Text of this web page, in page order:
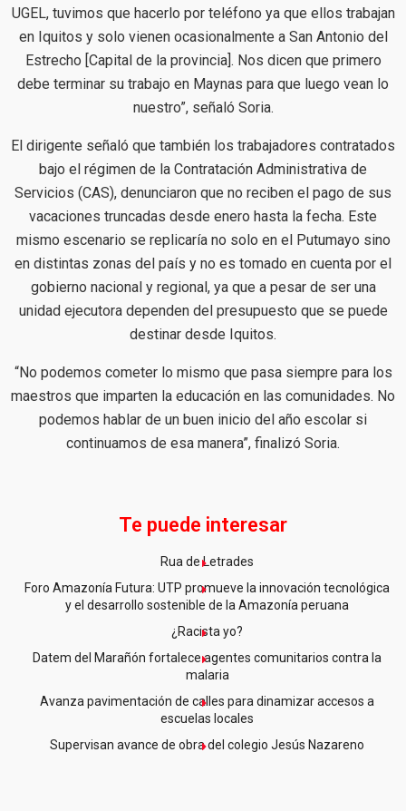
UGEL, tuvimos que hacerlo por teléfono ya que ellos trabajan
en Iquitos y solo vienen ocasionalmente a San Antonio del
Estrecho [Capital de la provincia]. Nos dicen que primero
debe terminar su trabajo en Maynas para que luego vean lo
nuestro”, señaló Soria.
El dirigente señaló que también los trabajadores contratados
bajo el régimen de la Contratación Administrativa de
Servicios (CAS), denunciaron que no reciben el pago de sus
vacaciones truncadas desde enero hasta la fecha. Este
mismo escenario se replicaría no solo en el Putumayo sino
en distintas zonas del país y no es tomado en cuenta por el
gobierno nacional y regional, ya que a pesar de ser una
unidad ejecutora dependen del presupuesto que se puede
destinar desde Iquitos.
“No podemos cometer lo mismo que pasa siempre para los
maestros que imparten la educación en las comunidades. No
podemos hablar de un buen inicio del año escolar si
continuamos de esa manera”, finalizó Soria.
Te puede interesar
Rua de Letrades
Foro Amazonía Futura: UTP promueve la innovación tecnológica
y el desarrollo sostenible de la Amazonía peruana
¿Racista yo?
Datem del Marañón fortalece agentes comunitarios contra la
malaria
Avanza pavimentación de calles para dinamizar accesos a
escuelas locales
Supervisan avance de obra del colegio Jesús Nazareno